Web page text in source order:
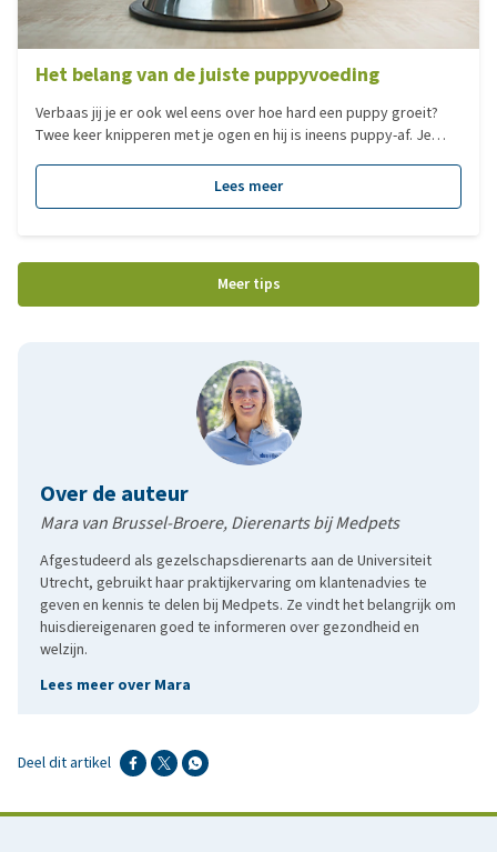
Het belang van de juiste puppyvoeding
Verbaas jij je er ook wel eens over hoe hard een puppy groeit?
Twee keer knipperen met je ogen en hij is ineens puppy-af. Je
ondersteuning nodig heeft en hoe belangrijk een goede voeding
in deze periode is. Geef ze de perfecte start met het Royal Canin
Lees meer
Meer tips
Over de auteur
Mara van Brussel-Broere, Dierenarts bij Medpets
Afgestudeerd als gezelschapsdierenarts aan de Universiteit
Utrecht, gebruikt haar praktijkervaring om klantenadvies te
geven en kennis te delen bij Medpets. Ze vindt het belangrijk om
huisdiereigenaren goed te informeren over gezondheid en
welzijn.
Lees meer over Mara
Deel dit artikel